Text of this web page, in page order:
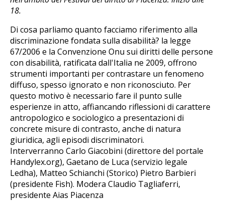
18.
Di cosa parliamo quanto facciamo riferimento alla
discriminazione fondata sulla disabilità? la legge
67/2006 e la Convenzione Onu sui diritti delle persone
con disabilità, ratificata dall'Italia ne 2009, offrono
strumenti importanti per contrastare un fenomeno
diffuso, spesso ignorato e non riconosciuto. Per
questo motivo è necessario fare il punto sulle
esperienze in atto, affiancando riflessioni di carattere
antropologico e sociologico a presentazioni di
concrete misure di contrasto, anche di natura
giuridica, agli episodi discriminatori.
Interverranno Carlo Giacobini (direttore del portale
Handylex.org), Gaetano de Luca (servizio legale
Ledha), Matteo Schianchi (Storico) Pietro Barbieri
(presidente Fish). Modera Claudio Tagliaferri,
presidente Aias Piacenza